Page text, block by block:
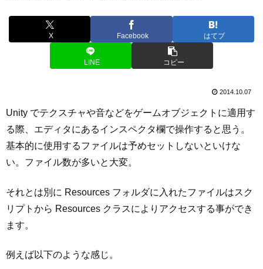
X Facebook はてブ
LINE コピー
2014.10.07
Unity でテクスチャや音などをゲームオブジェクトに適用す
る際、エディタにあるインスペクタ欄で操作すると思う。
基本的に使用するファイルは予めセットしないといけな
い。ファイル数が多いと大変。
それとは別に Resources フォルダに入れたファイルはスク
リプトから Resources クラスによりアクセスする事ができ
ます。
例えば以下のような感じ。